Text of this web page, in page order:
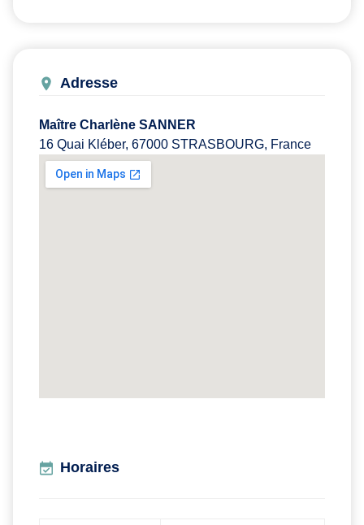
Adresse
Maître Charlène SANNER
16 Quai Kléber, 67000 STRASBOURG, France
Horaires